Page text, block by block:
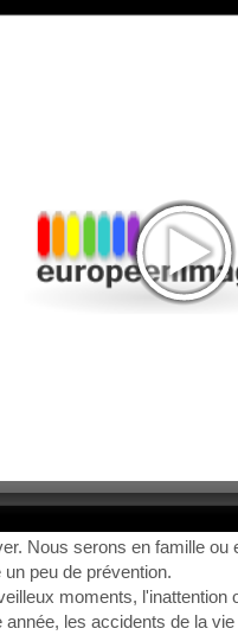
Nous serons en famille
peu de prévention.
moments,
les accidents de la